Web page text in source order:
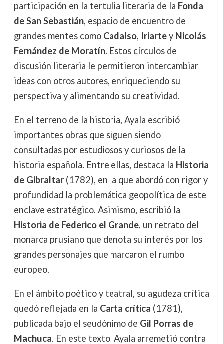
participación en la tertulia literaria de la Fonda
de San Sebastián, espacio de encuentro de
grandes mentes como Cadalso, Iriartey Nicolás
Fernández de Moratín. Estos círculos de
discusión literaria le permitieron intercambiar
ideas con otros autores, enriqueciendo su
perspectiva y alimentando su creatividad.
En el terreno de la historia, Ayala escribió
importantes obras que siguen siendo
consultadas por estudiosos y curiosos de la
historia española. Entre ellas, destaca la Historia
de Gibraltar(1782), en la que abordó con rigor y
profundidad la problemática geopolítica de este
enclave estratégico. Asimismo, escribió la
Historia de Federico el Grande, un retrato del
monarca prusiano que denota su interés por los
grandes personajes que marcaron el rumbo
europeo.
En el ámbito poético y teatral, su agudeza crítica
quedó reflejada en la Carta crítica (1781),
publicada bajo el seudónimo de Gil Porras de
Machuca. En este texto, Ayala arremetió contra